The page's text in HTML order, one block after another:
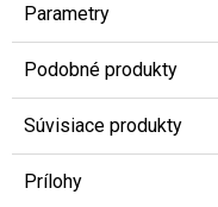
Parametry
Podobné produkty
Súvisiace produkty
Prílohy